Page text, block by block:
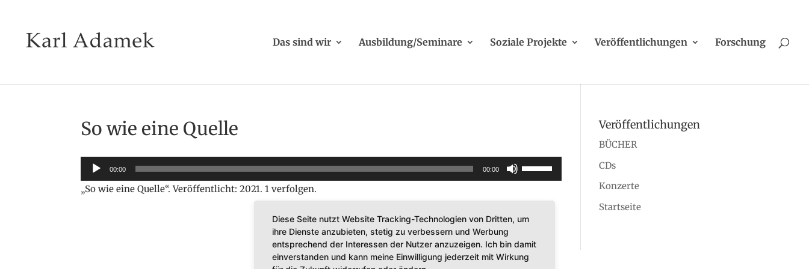
Das sind wir Ausbildung/Seminare Soziale Projekte Veröffentlichungen Forschung
So wie eine Quelle
Audio-
Player
00:00 00:00
Pfeiltasten
Hoch/Runter
Lautstärke
zu
„So wie eine Quelle“. Veröffentlicht: 2021. 1 verfolgen.
Veröffentlichungen
BÜCHER
CDs
Konzerte
Startseite
Diese Seite nutzt Website Tracking-Technologien von Dritten, um
ihre Dienste anzubieten, stetig zu verbessern und Werbung
entsprechend der Interessen der Nutzer anzuzeigen. Ich bin damit
einverstanden und kann meine Einwilligung jederzeit mit Wirkung